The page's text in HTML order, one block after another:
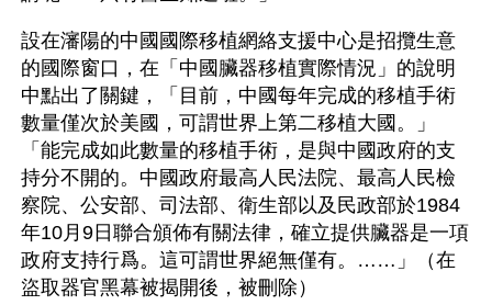
設在瀋陽的中國國際移植網絡支援中心是招攬生意
的國際窗口，在「中國臟器移植實際情況」的說明
中點出了關鍵，「目前，中國每年完成的移植手術
數量僅次於美國，可謂世界上第二移植大國。」
「能完成如此數量的移植手術，是與中國政府的支
持分不開的。中國政府最高人民法院、最高人民檢
察院、公安部、司法部、衛生部以及民政部於1984
年10月9日聯合頒佈有關法律，確立提供臟器是一項
政府支持行爲。這可謂世界絕無僅有。……」（在
盜取器官黑幕被揭開後，被刪除）